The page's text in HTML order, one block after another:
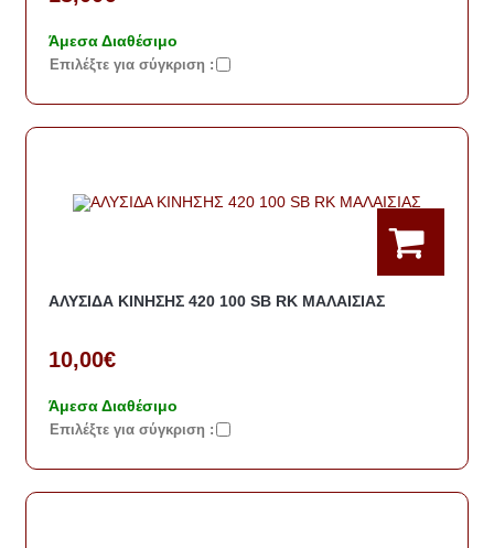
Άμεσα Διαθέσιμο
Eπιλέξτε για σύγκριση :
ΑΛΥΣΙΔΑ ΚΙΝΗΣΗΣ 420 100 SB RK ΜΑΛΑΙΣΙΑΣ
10,00€
Άμεσα Διαθέσιμο
Eπιλέξτε για σύγκριση :